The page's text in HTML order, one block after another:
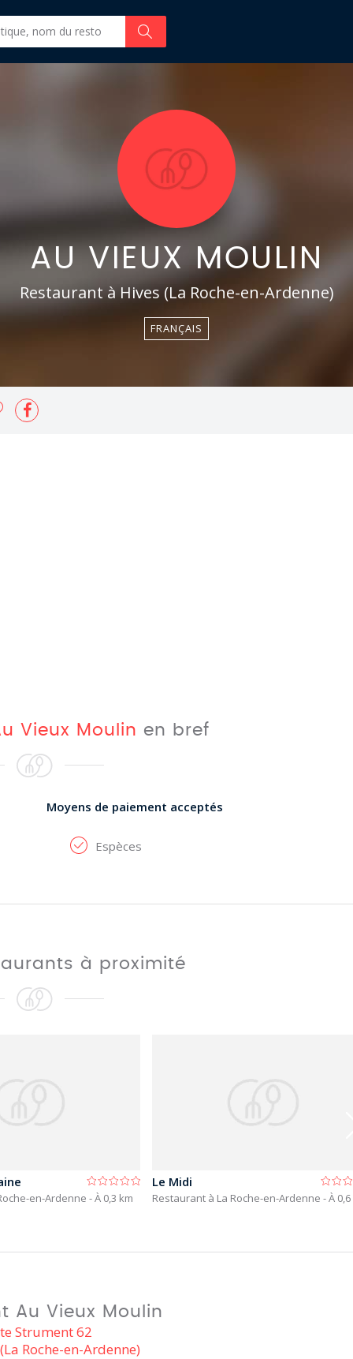
AU VIEUX MOULIN
Restaurant à Hives (La Roche-en-Ardenne)
FRANÇAIS
Vieux Moulin en bref
Moyens de paiement acceptés
Espèces
à proximité
en-Ardenne - À 0,3 km
Le Midi
Restaurant à La Roche-en-Ardenne - À
Au Vieux Moulin
Strument 62
Roche-en-Ardenne)